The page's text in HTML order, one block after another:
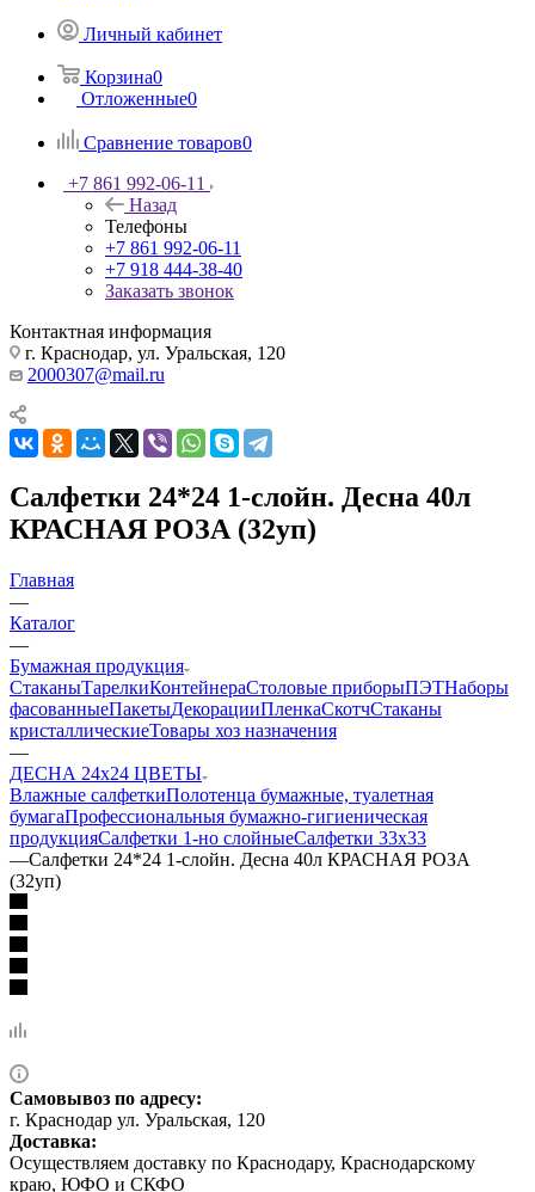
Личный кабинет
Корзина0
Отложенные0
Сравнение товаров0
+7 861 992-06-11
Назад
Телефоны
+7 861 992-06-11
+7 918 444-38-40
Заказать звонок
Контактная информация
г. Краснодар, ул. Уральская, 120
2000307@mail.ru
Салфетки 24*24 1-слойн. Десна 40л
КРАСНАЯ РОЗА (32уп)
Главная
—
Каталог
—
Бумажная продукция
СтаканыТарелкиКонтейнераСтоловые приборыПЭТНаборы
фасованныеПакетыДекорацииПленкаСкотчСтаканы
кристаллическиеТовары хоз назначения
—
ДЕСНА 24х24 ЦВЕТЫ
Влажные салфеткиПолотенца бумажные, туалетная
бумагаПрофессиональныя бумажно-гигиеническая
продукцияСалфетки 1-но слойныеСалфетки 33х33
—Салфетки 24*24 1-слойн. Десна 40л КРАСНАЯ РОЗА
(32уп)
Самовывоз по адресу:
г. Краснодар ул. Уральская, 120
Доставка:
Осуществляем доставку по Краснодару, Краснодарскому
краю, ЮФО и СКФО